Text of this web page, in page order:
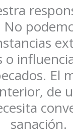
No
o
El
de
sanación.